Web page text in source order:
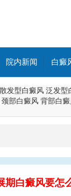
院内新闻 白癜
散发型白癜风 泛发型
颈部白癜风 背部白
期白癜风要怎